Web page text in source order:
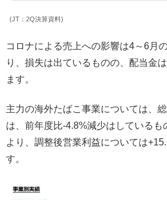
(JT：2Q決算資料)
コロナによる売上への影響は4～6月
り、損失は出ているものの、配当金
ます。
主力の海外たばこ事業については、
は、前年度比-4.8%減少はしているも
より、調整後営業利益については
す。